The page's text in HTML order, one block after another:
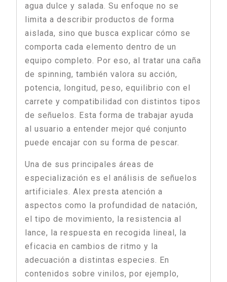
agua dulce y salada. Su enfoque no se
limita a describir productos de forma
aislada, sino que busca explicar cómo se
comporta cada elemento dentro de un
equipo completo. Por eso, al tratar una caña
de spinning, también valora su acción,
potencia, longitud, peso, equilibrio con el
carrete y compatibilidad con distintos tipos
de señuelos. Esta forma de trabajar ayuda
al usuario a entender mejor qué conjunto
puede encajar con su forma de pescar.
Una de sus principales áreas de
especialización es el análisis de señuelos
artificiales. Alex presta atención a
aspectos como la profundidad de natación,
el tipo de movimiento, la resistencia al
lance, la respuesta en recogida lineal, la
eficacia en cambios de ritmo y la
adecuación a distintas especies. En
contenidos sobre vinilos, por ejemplo,